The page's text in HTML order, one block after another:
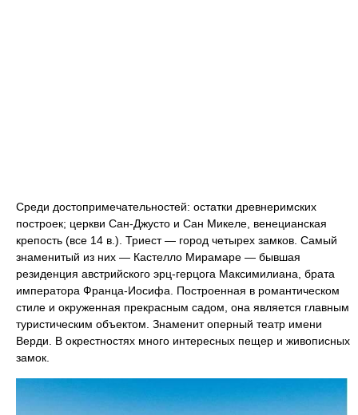
Среди достопримечательностей: остатки древнеримских
построек; церкви Сан-Джусто и Сан Микеле, венецианская
крепость (все 14 в.). Триест — город четырех замков. Самый
знаменитый из них — Кастелло Мирамаре — бывшая
резиденция австрийского эрц-герцога Максимилиана, брата
императора Франца-Иосифа. Построенная в романтическом
стиле и окруженная прекрасным садом, она является главным
туристическим объектом. Знаменит оперный театр имени
Верди. В окрестностях много интересных пещер и живописных
замок.